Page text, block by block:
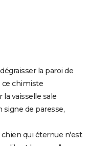
la paroi de
ce chimiste
la vaisselle sale
signe de paresse,
chien qui éternue n'est